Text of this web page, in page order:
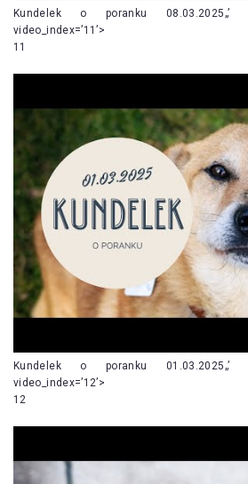
Kundelek o poranku 08.03.2025„’
video_index=’11’>
11
Kundelek o poranku 01.03.2025„’
video_index=’12’>
12